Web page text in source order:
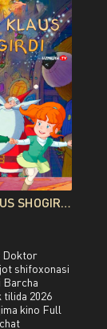
SANTA KLAUS SHOGIRDI MULTFILM UZBEK TILIDA O'ZBEKCHA 2010 TARJIMA KINO FULL HD TAS-IX SKACHAT